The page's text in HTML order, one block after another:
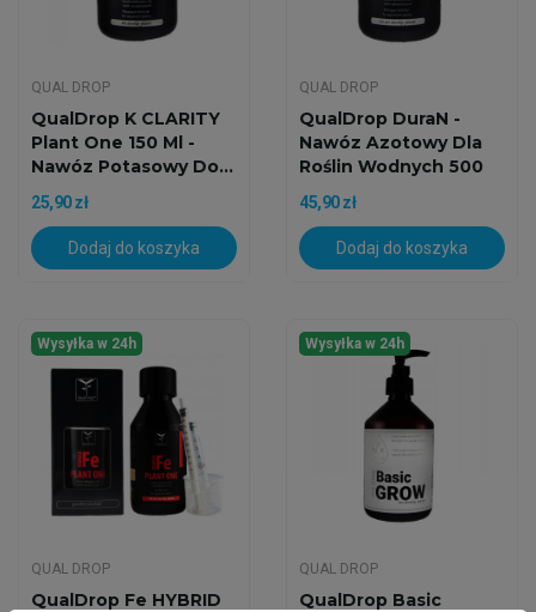
QUAL DROP
QualDrop K CLARITY
Plant One 150 Ml -
Nawóz Potasowy Do...
25,90 zł
Dodaj do koszyka
QUAL DROP
QualDrop DuraN -
Nawóz Azotowy Dla
Roślin Wodnych 500
Ml
45,90 zł
Dodaj do koszyka
Wysyłka w 24h
QUAL DROP
QualDrop Fe HYBRID
Wysyłka w 24h
QUAL DROP
QualDrop Basic